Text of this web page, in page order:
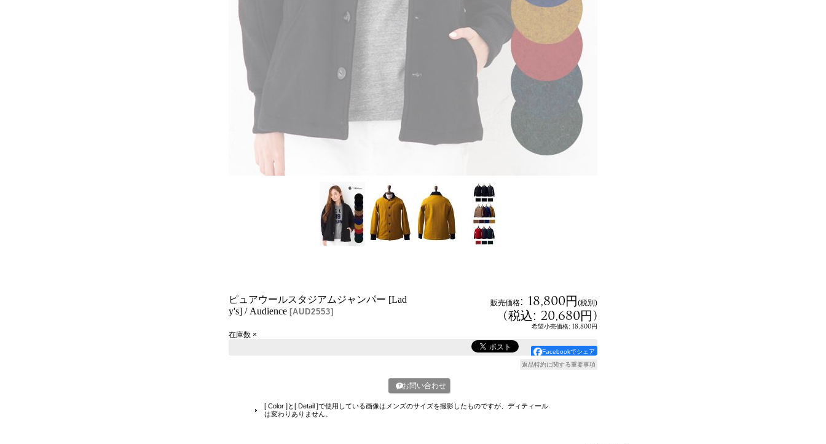
ピュアウールスタジアムジャンパー [Lad
y's] / Audience [AUD2553]
販売価格: 18,800円(税別)
(税込: 20,680円)
希望小売価格: 18,800円
在庫数 ×
Facebookでシェア
返品特約に関する重要事項
お問い合わせ
[ Color ]と[ Detail ]で使用している画像はメンズのサイズを撮影したものですが、ディティール
は変わりありません。